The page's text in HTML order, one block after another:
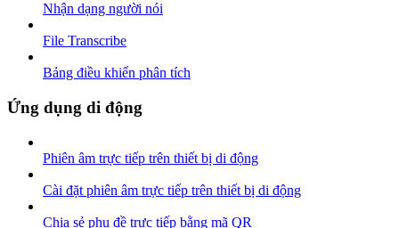
Nhận dạng người nói
File Transcribe
Bảng điều khiển phân tích
Ứng dụng di động
Phiên âm trực tiếp trên thiết bị di động
Cài đặt phiên âm trực tiếp trên thiết bị di động
Chia sẻ phụ đề trực tiếp bằng mã QR